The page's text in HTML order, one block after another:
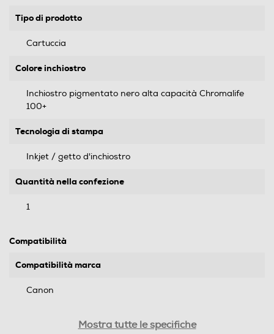
Tipo di prodotto
Cartuccia
Colore inchiostro
Inchiostro pigmentato nero alta capacità Chromalife
100+
Tecnologia di stampa
Inkjet / getto d'inchiostro
Quantità nella confezione
1
Compatibilità
Compatibilità marca
Canon
Mostra tutte le specifiche